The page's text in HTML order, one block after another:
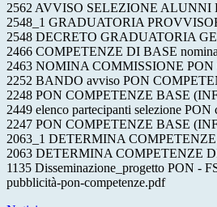
2562 AVVISO SELEZIONE ALUNNI
2548_1 GRADUATORIA
2548 DECRETO GRADUATORIA
2466 COMPETENZE DI BASE
2463 NOMINA COMMISSIONE
2252 BANDO avviso PON
2248 PON COMPETENZE BASE
2449 elenco partecipanti selezione PON
2247 PON COMPETENZE BASE
2063_1 DETERMINA
2063 DETERMINA COMPETENZE
1135 Disseminazione_progetto PON -
pubblicità-pon-competenze.pdf